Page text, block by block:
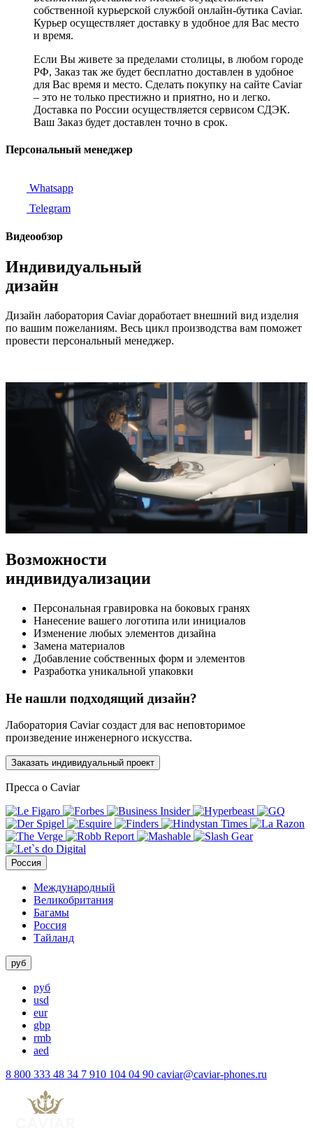
собственной курьерской службой онлайн-бутика Caviar.
Курьер осуществляет доставку в удобное для Вас место
и время.
Если Вы живете за пределами столицы, в любом городе
РФ, Заказ так же будет бесплатно доставлен в удобное
для Вас время и место. Сделать покупку на сайте Caviar
– это не только престижно и приятно, но и легко.
Доставка по России осуществляется сервисом СДЭК.
Ваш Заказ будет доставлен точно в срок.
Персональный менеджер
Whatsapp
Telegram
Видеообзор
Индивидуальный
дизайн
Дизайн лаборатория Caviar доработает внешний вид изделия
по вашим пожеланиям. Весь цикл производства вам поможет
провести персональный менеджер.
Возможности
индивидуализации
Персональная гравировка на боковых гранях
Нанесение вашего логотипа или инициалов
Изменение любых элементов дизайна
Замена материалов
Добавление собственных форм и элементов
Разработка уникальной упаковки
Не нашли подходящий дизайн?
Лаборатория Caviar создаст для вас неповторимое
произведение инженерного искусства.
Заказать индивидуальный проект
Пресса о Caviar
Россия
Международный
Великобритания
Багамы
Россия
Тайланд
руб
руб
usd
eur
gbp
rmb
aed
8 800 333 48 34 7 910 104 04 90 caviar@caviar-phones.ru